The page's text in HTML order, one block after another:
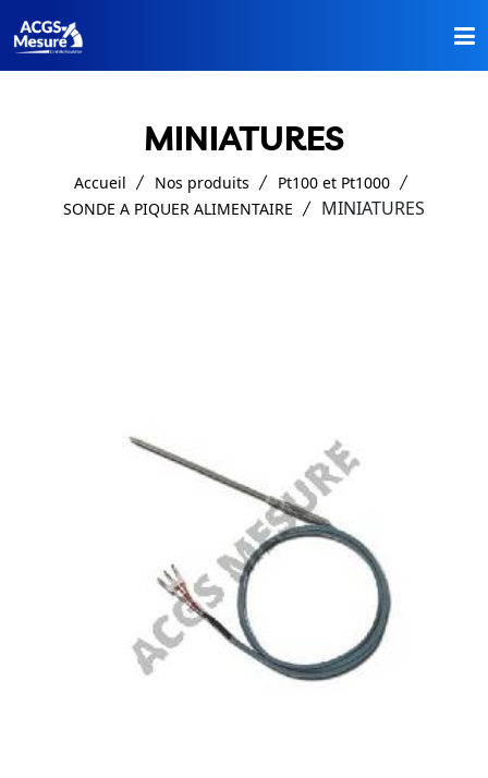
A Propos
MINIATURES
Accueil Nos produits
Pt100 et Pt1000
SONDE A PIQUER ALIMENTAIRE
MINIATURES